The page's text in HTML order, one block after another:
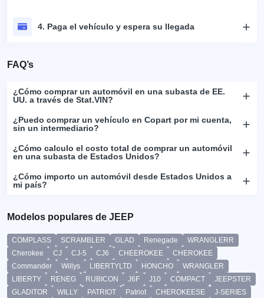
4. Paga el vehículo y espera su llegada
FAQ’s
¿Cómo comprar un automóvil en una subasta de EE.
UU. a través de Stat.VIN?
¿Puedo comprar un vehículo en Copart por mi cuenta,
sin un intermediario?
¿Cómo calculo el costo total de comprar un automóvil
en una subasta de Estados Unidos?
¿Cómo importo un automóvil desde Estados Unidos a
mi país?
Modelos populares de JEEP
COMPLASS SCRAMBLER GLAD Renegade
WRANGLERR
Cherokee
CJ CJ-5 CJ6 CHEEROKEE
CHEROKEE
Commander
Willys LIBERTYLTD HONCHO
WRANGLER
LIBERTY
RENEG RUBICON J6F J10 COMPACT
JEEPSTER
GLADITOR
WILLY PATRIOT Patriot CHEROKEESE
J-SERIES